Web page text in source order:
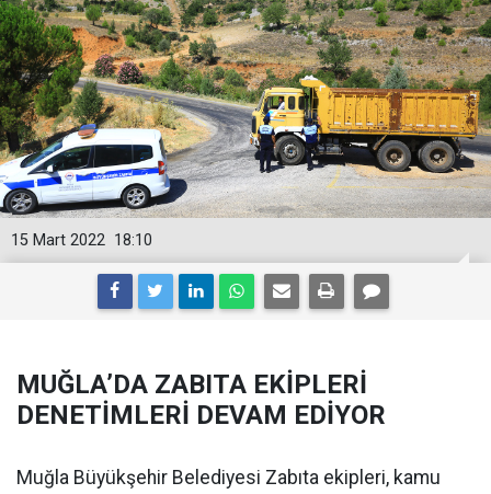
18:10
15 Mart 2022
MUĞLA’DA ZABITA EKİPLERİ
DENETİMLERİ DEVAM EDİYOR
Muğla Büyükşehir Belediyesi Zabıta ekipleri, kamu